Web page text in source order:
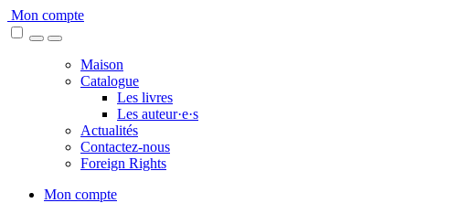
Skip
to
Mon compte
Maison
Catalogue
Les livres
Les auteur·e·s
Actualités
Contactez-nous
Foreign Rights
Mon compte